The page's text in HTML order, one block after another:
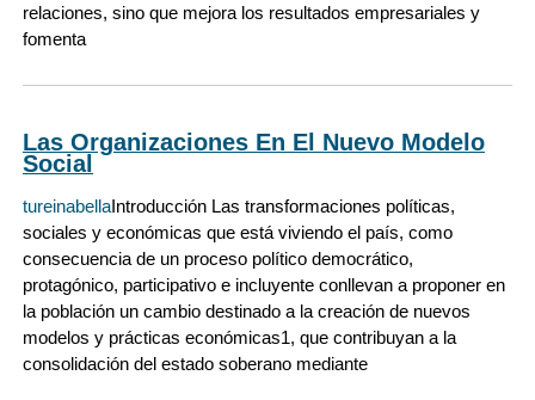
relaciones, sino que mejora los resultados empresariales y
fomenta
Las Organizaciones En El Nuevo Modelo
Social
tureinabellaIntroducción Las transformaciones políticas,
sociales y económicas que está viviendo el país, como
consecuencia de un proceso político democrático,
protagónico, participativo e incluyente conllevan a proponer en
la población un cambio destinado a la creación de nuevos
modelos y prácticas económicas1, que contribuyan a la
consolidación del estado soberano mediante